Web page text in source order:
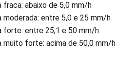
fraca: abaixo de 5,0 mm/h
moderada: entre 5,0 e 25 mm/h
forte: entre 25,1 e 50 mm/h
muito forte: acima de 50,0 mm/h